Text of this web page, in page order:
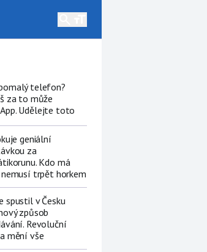
telefon?
za to může
Udělejte toto
geniální
za
Kdo má
trpět horkem
spustil v Česku
způsob
Revoluční
mění vše